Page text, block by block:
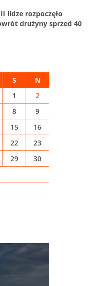
lidze rozpoczęło
drużyny sprzed 40
S N
1
2
8
9
15
16
22
23
29
30